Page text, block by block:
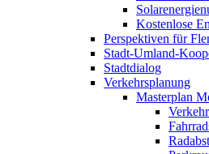
Kostenlose
Perspektiven für
Stadt-Umland-
Stadtdialog
Verkehrsplanung
Masterplan